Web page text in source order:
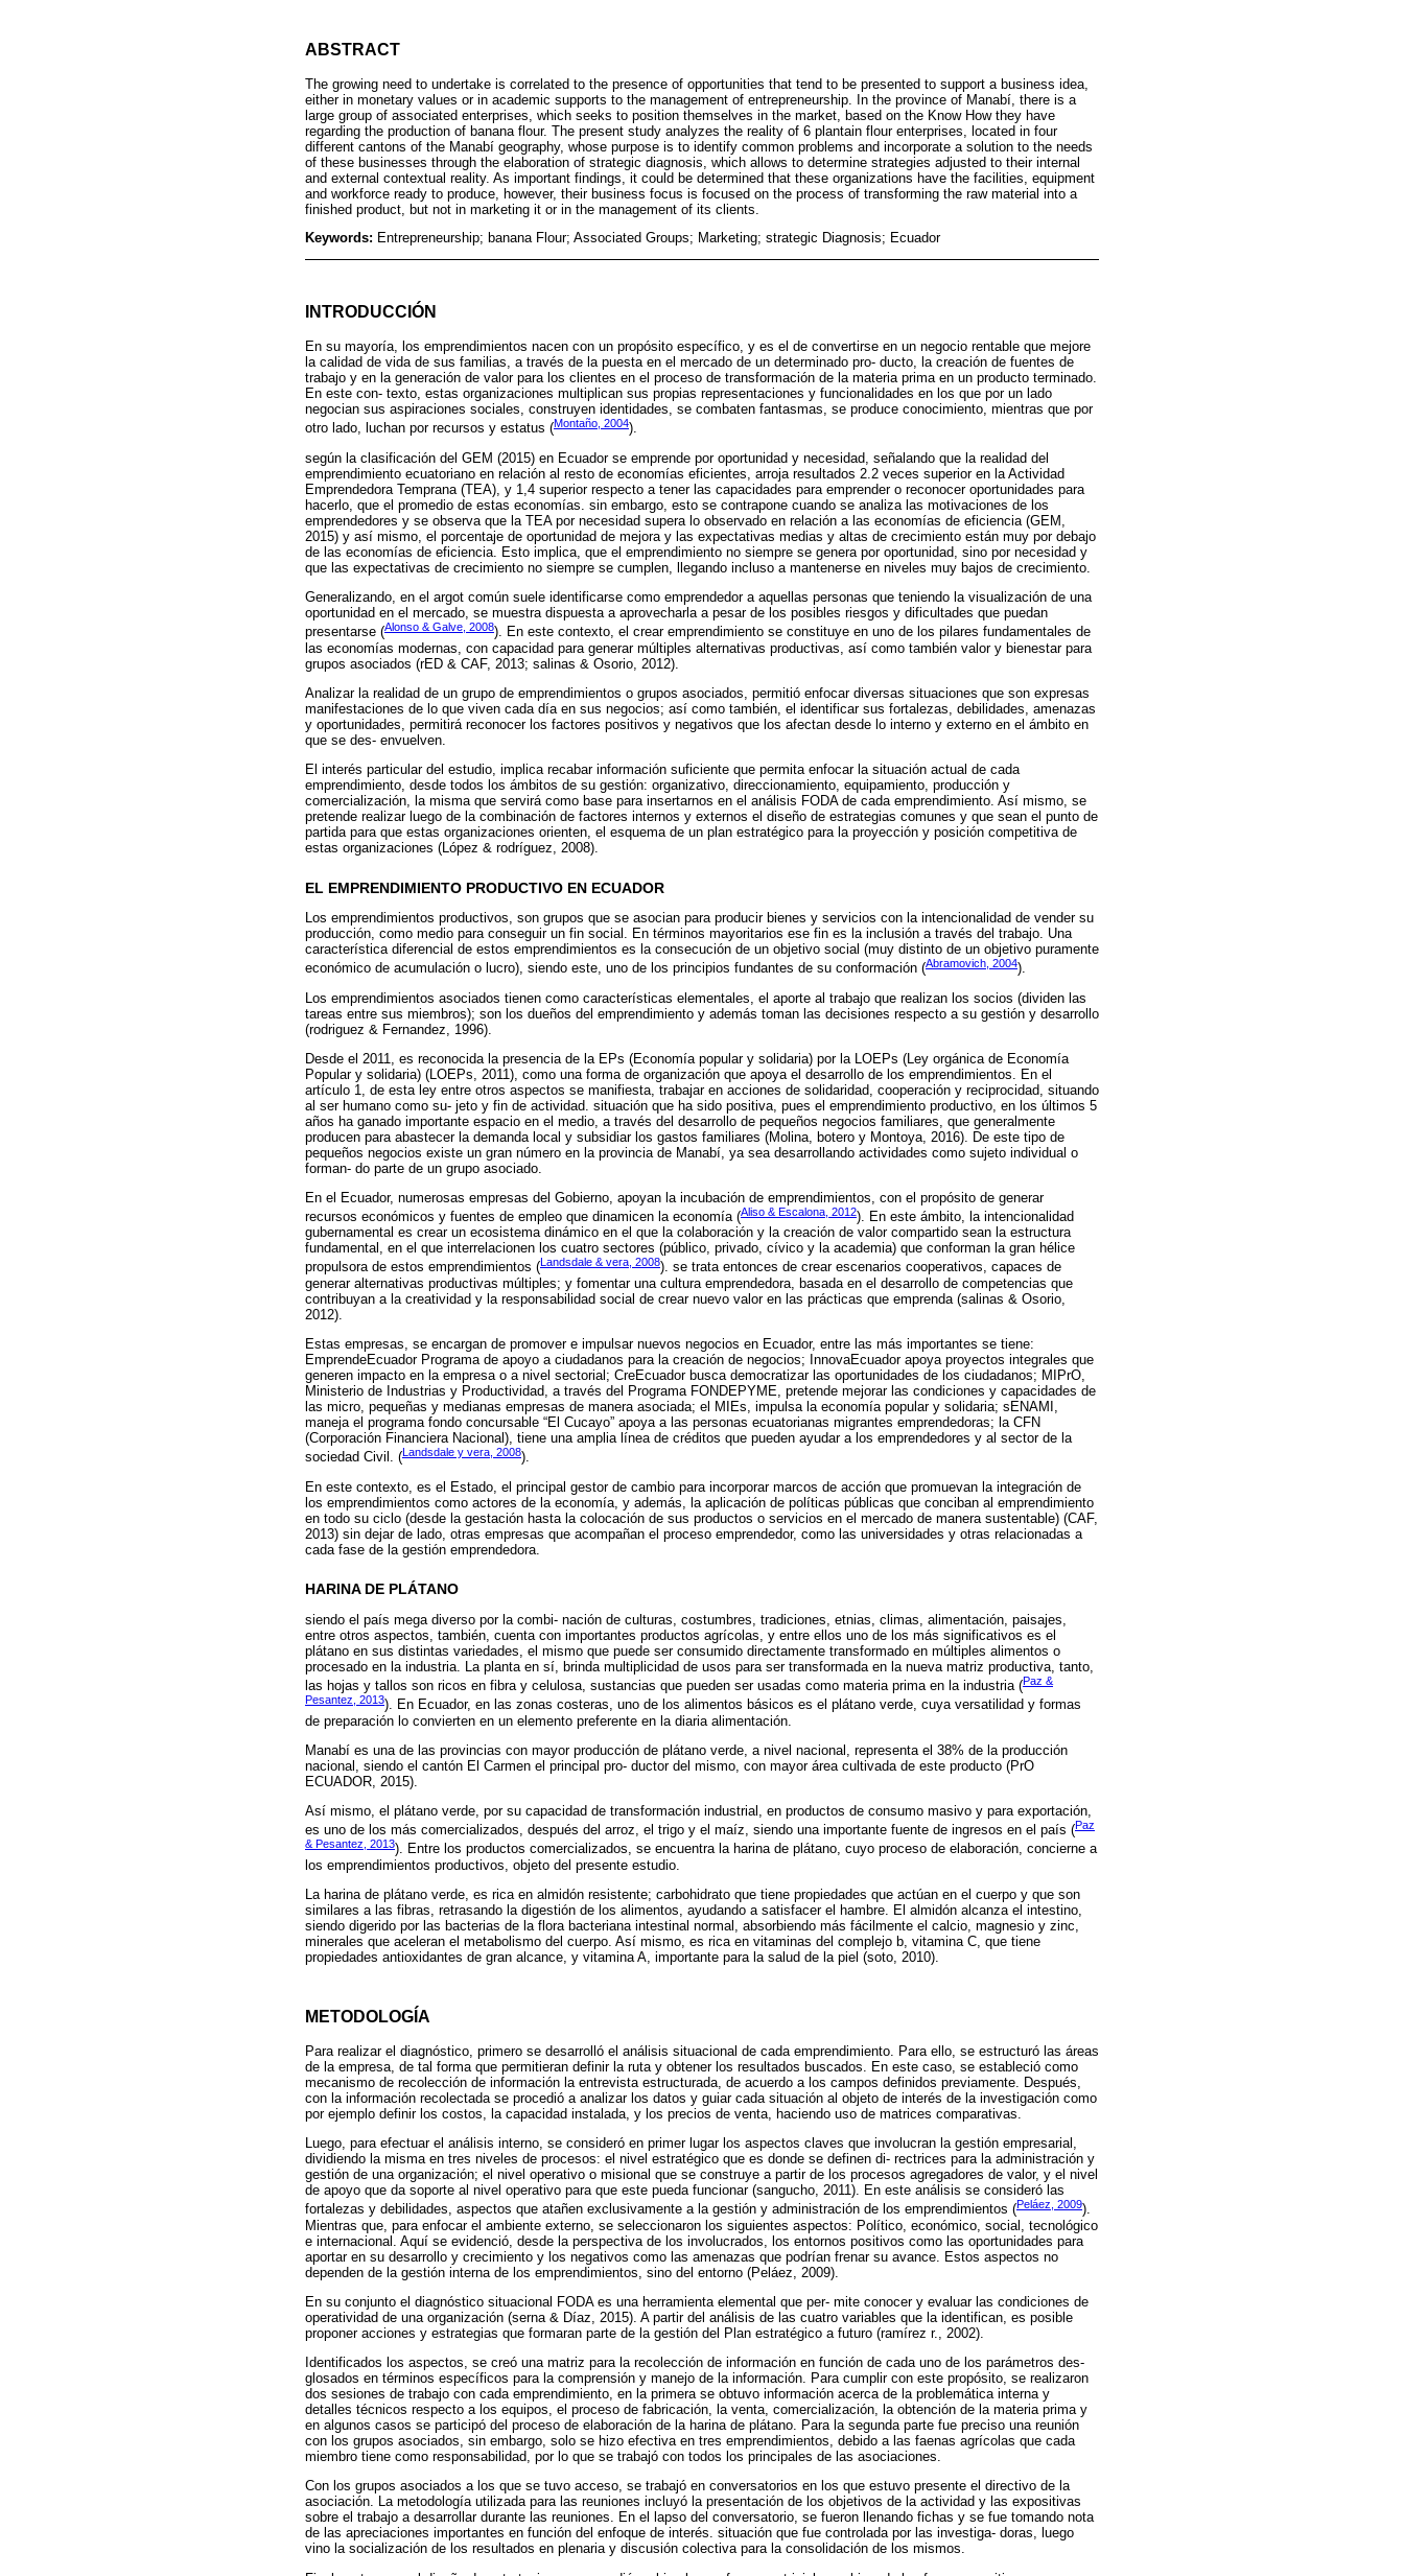
ABSTRACT
The growing need to undertake is correlated to the presence of opportunities that tend to be presented to support a business idea,
either in monetary values or in academic supports to the management of entrepreneurship. In the province of Manabí, there is a
large group of associated enterprises, which seeks to position themselves in the market, based on the Know How they have
regarding the production of banana flour. The present study analyzes the reality of 6 plantain flour enterprises, located in four
different cantons of the Manabí geography, whose purpose is to identify common problems and incorporate a solution to the needs
of these businesses through the elaboration of strategic diagnosis, which allows to determine strategies adjusted to their internal
and external contextual reality. As important findings, it could be determined that these organizations have the facilities, equipment
and workforce ready to produce, however, their business focus is focused on the process of transforming the raw material into a
finished product, but not in marketing it or in the management of its clients.
Keywords: Entrepreneurship; banana Flour; Associated Groups; Marketing; strategic Diagnosis; Ecuador
INTRODUCCIÓN
En su mayoría, los emprendimientos nacen con un propósito específico, y es el de convertirse en un negocio rentable que mejore
la calidad de vida de sus familias, a través de la puesta en el mercado de un determinado pro- ducto, la creación de fuentes de
trabajo y en la generación de valor para los clientes en el proceso de transformación de la materia prima en un producto terminado.
En este con- texto, estas organizaciones multiplican sus propias representaciones y funcionalidades en los que por un lado
negocian sus aspiraciones sociales, construyen identidades, se combaten fantasmas, se produce conocimiento, mientras que por
otro lado, luchan por recursos y estatus (Montaño, 2004).
según la clasificación del GEM (2015) en Ecuador se emprende por oportunidad y necesidad, señalando que la realidad del
emprendimiento ecuatoriano en relación al resto de economías eficientes, arroja resultados 2.2 veces superior en la Actividad
Emprendedora Temprana (TEA), y 1,4 superior respecto a tener las capacidades para emprender o reconocer oportunidades para
hacerlo, que el promedio de estas economías. sin embargo, esto se contrapone cuando se analiza las motivaciones de los
emprendedores y se observa que la TEA por necesidad supera lo observado en relación a las economías de eficiencia (GEM,
2015) y así mismo, el porcentaje de oportunidad de mejora y las expectativas medias y altas de crecimiento están muy por debajo
de las economías de eficiencia. Esto implica, que el emprendimiento no siempre se genera por oportunidad, sino por necesidad y
que las expectativas de crecimiento no siempre se cumplen, llegando incluso a mantenerse en niveles muy bajos de crecimiento.
Generalizando, en el argot común suele identificarse como emprendedor a aquellas personas que teniendo la visualización de una
oportunidad en el mercado, se muestra dispuesta a aprovecharla a pesar de los posibles riesgos y dificultades que puedan
presentarse (Alonso & Galve, 2008). En este contexto, el crear emprendimiento se constituye en uno de los pilares fundamentales de
las economías modernas, con capacidad para generar múltiples alternativas productivas, así como también valor y bienestar para
grupos asociados (rED & CAF, 2013; salinas & Osorio, 2012).
Analizar la realidad de un grupo de emprendimientos o grupos asociados, permitió enfocar diversas situaciones que son expresas
manifestaciones de lo que viven cada día en sus negocios; así como también, el identificar sus fortalezas, debilidades, amenazas
y oportunidades, permitirá reconocer los factores positivos y negativos que los afectan desde lo interno y externo en el ámbito en
que se des- envuelven.
El interés particular del estudio, implica recabar información suficiente que permita enfocar la situación actual de cada
emprendimiento, desde todos los ámbitos de su gestión: organizativo, direccionamiento, equipamiento, producción y
comercialización, la misma que servirá como base para insertarnos en el análisis FODA de cada emprendimiento. Así mismo, se
pretende realizar luego de la combinación de factores internos y externos el diseño de estrategias comunes y que sean el punto de
partida para que estas organizaciones orienten, el esquema de un plan estratégico para la proyección y posición competitiva de
estas organizaciones (López & rodríguez, 2008).
EL EMPRENDIMIENTO PRODUCTIVO EN ECUADOR
Los emprendimientos productivos, son grupos que se asocian para producir bienes y servicios con la intencionalidad de vender su
producción, como medio para conseguir un fin social. En términos mayoritarios ese fin es la inclusión a través del trabajo. Una
característica diferencial de estos emprendimientos es la consecución de un objetivo social (muy distinto de un objetivo puramente
económico de acumulación o lucro), siendo este, uno de los principios fundantes de su conformación (Abramovich, 2004).
Los emprendimientos asociados tienen como características elementales, el aporte al trabajo que realizan los socios (dividen las
tareas entre sus miembros); son los dueños del emprendimiento y además toman las decisiones respecto a su gestión y desarrollo
(rodriguez & Fernandez, 1996).
Desde el 2011, es reconocida la presencia de la EPs (Economía popular y solidaria) por la LOEPs (Ley orgánica de Economía
Popular y solidaria) (LOEPs, 2011), como una forma de organización que apoya el desarrollo de los emprendimientos. En el
artículo 1, de esta ley entre otros aspectos se manifiesta, trabajar en acciones de solidaridad, cooperación y reciprocidad, situando
al ser humano como su- jeto y fin de actividad. situación que ha sido positiva, pues el emprendimiento productivo, en los últimos 5
años ha ganado importante espacio en el medio, a través del desarrollo de pequeños negocios familiares, que generalmente
producen para abastecer la demanda local y subsidiar los gastos familiares (Molina, botero y Montoya, 2016). De este tipo de
pequeños negocios existe un gran número en la provincia de Manabí, ya sea desarrollando actividades como sujeto individual o
forman- do parte de un grupo asociado.
En el Ecuador, numerosas empresas del Gobierno, apoyan la incubación de emprendimientos, con el propósito de generar
recursos económicos y fuentes de empleo que dinamicen la economía (Aliso & Escalona, 2012). En este ámbito, la intencionalidad
gubernamental es crear un ecosistema dinámico en el que la colaboración y la creación de valor compartido sean la estructura
fundamental, en el que interrelacionen los cuatro sectores (público, privado, cívico y la academia) que conforman la gran hélice
propulsora de estos emprendimientos (Landsdale & vera, 2008). se trata entonces de crear escenarios cooperativos, capaces de
generar alternativas productivas múltiples; y fomentar una cultura emprendedora, basada en el desarrollo de competencias que
contribuyan a la creatividad y la responsabilidad social de crear nuevo valor en las prácticas que emprenda (salinas & Osorio,
2012).
Estas empresas, se encargan de promover e impulsar nuevos negocios en Ecuador, entre las más importantes se tiene:
EmprendeEcuador Programa de apoyo a ciudadanos para la creación de negocios; InnovaEcuador apoya proyectos integrales que
generen impacto en la empresa o a nivel sectorial; CreEcuador busca democratizar las oportunidades de los ciudadanos; MIPrO,
Ministerio de Industrias y Productividad, a través del Programa FONDEPYME, pretende mejorar las condiciones y capacidades de
las micro, pequeñas y medianas empresas de manera asociada; el MIEs, impulsa la economía popular y solidaria; sENAMI,
maneja el programa fondo concursable “El Cucayo” apoya a las personas ecuatorianas migrantes emprendedoras; la CFN
(Corporación Financiera Nacional), tiene una amplia línea de créditos que pueden ayudar a los emprendedores y al sector de la
sociedad Civil. (Landsdale y vera, 2008).
En este contexto, es el Estado, el principal gestor de cambio para incorporar marcos de acción que promuevan la integración de
los emprendimientos como actores de la economía, y además, la aplicación de políticas públicas que conciban al emprendimiento
en todo su ciclo (desde la gestación hasta la colocación de sus productos o servicios en el mercado de manera sustentable) (CAF,
2013) sin dejar de lado, otras empresas que acompañan el proceso emprendedor, como las universidades y otras relacionadas a
cada fase de la gestión emprendedora.
HARINA DE PLÁTANO
siendo el país mega diverso por la combi- nación de culturas, costumbres, tradiciones, etnias, climas, alimentación, paisajes,
entre otros aspectos, también, cuenta con importantes productos agrícolas, y entre ellos uno de los más significativos es el
plátano en sus distintas variedades, el mismo que puede ser consumido directamente transformado en múltiples alimentos o
procesado en la industria. La planta en sí, brinda multiplicidad de usos para ser transformada en la nueva matriz productiva, tanto,
las hojas y tallos son ricos en fibra y celulosa, sustancias que pueden ser usadas como materia prima en la industria (Paz &
Pesantez, 2013). En Ecuador, en las zonas costeras, uno de los alimentos básicos es el plátano verde, cuya versatilidad y formas
de preparación lo convierten en un elemento preferente en la diaria alimentación.
Manabí es una de las provincias con mayor producción de plátano verde, a nivel nacional, representa el 38% de la producción
nacional, siendo el cantón El Carmen el principal pro- ductor del mismo, con mayor área cultivada de este producto (PrO
ECUADOR, 2015).
Así mismo, el plátano verde, por su capacidad de transformación industrial, en productos de consumo masivo y para exportación,
es uno de los más comercializados, después del arroz, el trigo y el maíz, siendo una importante fuente de ingresos en el país (Paz
& Pesantez, 2013). Entre los productos comercializados, se encuentra la harina de plátano, cuyo proceso de elaboración, concierne a
los emprendimientos productivos, objeto del presente estudio.
La harina de plátano verde, es rica en almidón resistente; carbohidrato que tiene propiedades que actúan en el cuerpo y que son
similares a las fibras, retrasando la digestión de los alimentos, ayudando a satisfacer el hambre. El almidón alcanza el intestino,
siendo digerido por las bacterias de la flora bacteriana intestinal normal, absorbiendo más fácilmente el calcio, magnesio y zinc,
minerales que aceleran el metabolismo del cuerpo. Así mismo, es rica en vitaminas del complejo b, vitamina C, que tiene
propiedades antioxidantes de gran alcance, y vitamina A, importante para la salud de la piel (soto, 2010).
METODOLOGÍA
Para realizar el diagnóstico, primero se desarrolló el análisis situacional de cada emprendimiento. Para ello, se estructuró las áreas
de la empresa, de tal forma que permitieran definir la ruta y obtener los resultados buscados. En este caso, se estableció como
mecanismo de recolección de información la entrevista estructurada, de acuerdo a los campos definidos previamente. Después,
con la información recolectada se procedió a analizar los datos y guiar cada situación al objeto de interés de la investigación como
por ejemplo definir los costos, la capacidad instalada, y los precios de venta, haciendo uso de matrices comparativas.
Luego, para efectuar el análisis interno, se consideró en primer lugar los aspectos claves que involucran la gestión empresarial,
dividiendo la misma en tres niveles de procesos: el nivel estratégico que es donde se definen di- rectrices para la administración y
gestión de una organización; el nivel operativo o misional que se construye a partir de los procesos agregadores de valor, y el nivel
de apoyo que da soporte al nivel operativo para que este pueda funcionar (sangucho, 2011). En este análisis se consideró las
fortalezas y debilidades, aspectos que atañen exclusivamente a la gestión y administración de los emprendimientos (Peláez, 2009).
Mientras que, para enfocar el ambiente externo, se seleccionaron los siguientes aspectos: Político, económico, social, tecnológico
e internacional. Aquí se evidenció, desde la perspectiva de los involucrados, los entornos positivos como las oportunidades para
aportar en su desarrollo y crecimiento y los negativos como las amenazas que podrían frenar su avance. Estos aspectos no
dependen de la gestión interna de los emprendimientos, sino del entorno (Peláez, 2009).
En su conjunto el diagnóstico situacional FODA es una herramienta elemental que per- mite conocer y evaluar las condiciones de
operatividad de una organización (serna & Díaz, 2015). A partir del análisis de las cuatro variables que la identifican, es posible
proponer acciones y estrategias que formaran parte de la gestión del Plan estratégico a futuro (ramírez r., 2002).
Identificados los aspectos, se creó una matriz para la recolección de información en función de cada uno de los parámetros des-
glosados en términos específicos para la comprensión y manejo de la información. Para cumplir con este propósito, se realizaron
dos sesiones de trabajo con cada emprendimiento, en la primera se obtuvo información acerca de la problemática interna y
detalles técnicos respecto a los equipos, el proceso de fabricación, la venta, comercialización, la obtención de la materia prima y
en algunos casos se participó del proceso de elaboración de la harina de plátano. Para la segunda parte fue preciso una reunión
con los grupos asociados, sin embargo, solo se hizo efectiva en tres emprendimientos, debido a las faenas agrícolas que cada
miembro tiene como responsabilidad, por lo que se trabajó con todos los principales de las asociaciones.
Con los grupos asociados a los que se tuvo acceso, se trabajó en conversatorios en los que estuvo presente el directivo de la
asociación. La metodología utilizada para las reuniones incluyó la presentación de los objetivos de la actividad y las expositivas
sobre el trabajo a desarrollar durante las reuniones. En el lapso del conversatorio, se fueron llenando fichas y se fue tomando nota
de las apreciaciones importantes en función del enfoque de interés. situación que fue controlada por las investiga- doras, luego
vino la socialización de los resultados en plenaria y discusión colectiva para la consolidación de los mismos.